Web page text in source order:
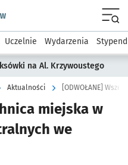
podserwis: Akademicki
Uczelnie Wydarzenia
na Al. Krzywoustego
Aktualności [ODWOŁANE]
miejska w
we